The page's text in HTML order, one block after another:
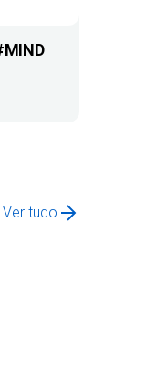
Ver tudo